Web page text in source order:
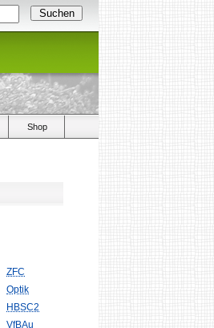
Shop
ZFC
Optik
HBSC2
VfBAu